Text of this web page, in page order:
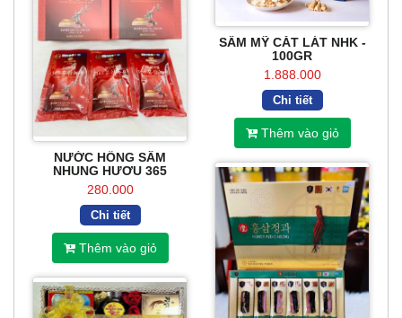
SÂM MỸ CẮT LÁT NHK -
100GR
1.888.000
Chi tiết
Thêm vào giỏ
NƯỚC HỒNG SÂM
NHUNG HƯƠU 365
280.000
Chi tiết
Thêm vào giỏ